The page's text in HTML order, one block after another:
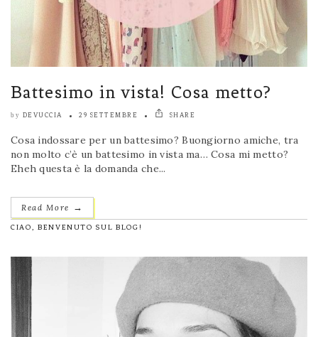
Battesimo in vista! Cosa metto?
by DEVUCCIA 29 SETTEMBRE SHARE
Cosa indossare per un battesimo? Buongiorno amiche, tra
non molto c’è un battesimo in vista ma… Cosa mi metto?
Eheh questa è la domanda che...
Read More →
CIAO, BENVENUTO SUL BLOG!